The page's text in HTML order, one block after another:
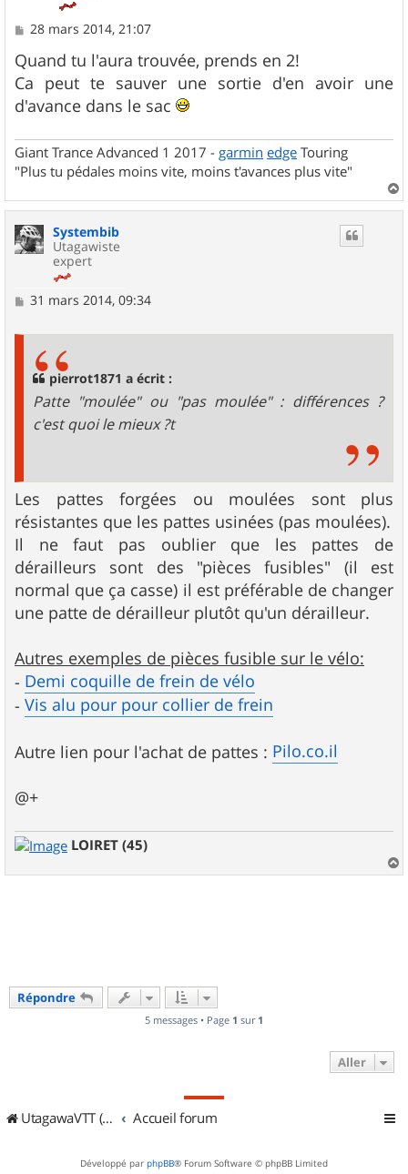
M
s
s
a
g
e
28 mars 2014, 21:07
Quand tu l'aura trouvée, prends en 2!
Ca peut te sauver une sortie d'en avoir une
d'avance dans le sac
Giant Trance Advanced 1 2017 - garmin edge Touring
"Plus tu pédales moins vite, moins t'avances plus vite"
a
Systembib
Utagawiste
expert
M
31 mars 2014, 09:34
pierrot1871 a écrit :
Patte "moulée" ou "pas moulée" : différences ?
c'est quoi le mieux ?t
Les pattes forgées ou moulées sont plus
résistantes que les pattes usinées (pas moulées).
Il ne faut pas oublier que les pattes de
dérailleurs sont des "pièces fusibles" (il est
normal que ça casse) il est préférable de changer
une patte de dérailleur plutôt qu'un dérailleur.
Autres exemples de pièces fusible sur le vélo:
- Demi coquille de frein de vélo
- Vis alu pour pour collier de frein
Autre lien pour l'achat de pattes : Pilo.co.il
@+
LOIRET (45)
a
Répondre
5 messages • Page 1 sur 1
Aller
UtagawaVTT (Randos VTT et VTTAE avec traces GPS) Accueil forum
Développé par phpBB® Forum Software © phpBB Limited